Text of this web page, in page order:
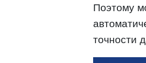
Поэтому
точности